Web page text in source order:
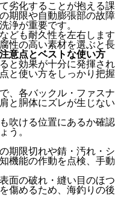
劣化することが抱える
期限や自動膨張部の故
浄が重要です。
ども耐久性を左右しま
性の高い素材を選ぶと長
意点とベストな使い方
と効果が十分に発揮さ
と使い方をしっかり把
、各バックル・ファス
と胴体にズレが生じな
吹ける位置にあるか確
う。
期限切れや錆・汚れ・
機能の作動を点検、手
面の破れ・縫い目のほ
傷めるため、海釣りの